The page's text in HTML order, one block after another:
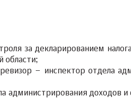
за декларированием
области;
– инспектор отдела
администрирования доходов